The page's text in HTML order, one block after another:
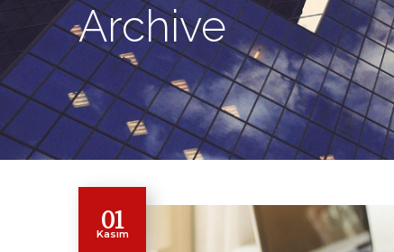
Archive
01
Kasım